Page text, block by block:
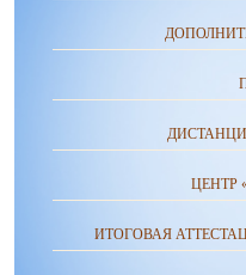
ЦЕНТР
ИТОГОВАЯ